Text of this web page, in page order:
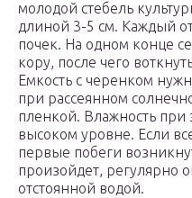
молодой стебель
длиной 3-5 см. Каждый
почек. На одном конце
кору, после чего
Емкость с черенком
при рассеянном
пленкой. Влажность при
высоком уровне. Если
первые побеги
произойдет, регулярно
отстоянной водой.